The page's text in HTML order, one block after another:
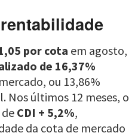
por cota em agosto,
de 16,37%
ou 13,86%
últimos 12 meses, o
CDI + 5,2%,
da cota de mercado